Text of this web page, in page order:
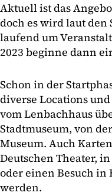
Aktuell ist das
doch es wird laut
laufend um
2023 beginne dann
Schon in der
diverse Locations
vom Lenbachhaus
Stadtmuseum, von
Museum. Auch
Deutschen Theater,
oder einen Besuch
werden.